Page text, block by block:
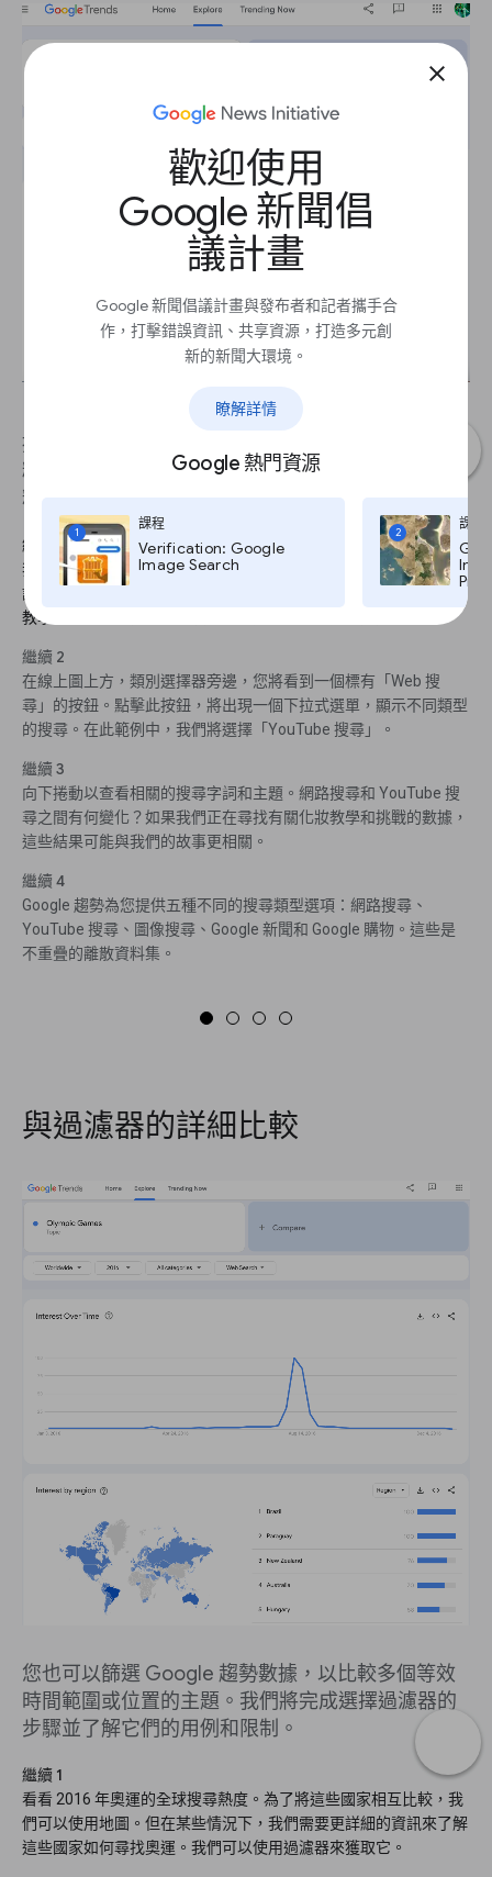
close
歡迎使用
Google 新聞倡
議計畫
Google 新聞倡議計畫與發布者和記者攜手合
作，打擊錯誤資訊、共享資源，打造多元創
新的新聞大環境。
瞭解詳情
Google 熱門資源
1
課程
Verification: Google
Image Search
2
課程
Pro,
按搜尋類型過濾結果還可以為我們提供更相關、更
精細的數據。本節將探討如何做到這一點，並將解
釋透過 Google 趨勢提供的不同搜尋類型。
繼續 1
我們將從 2019 年美國的化妝品搜尋開始。看看相關的搜尋。其中
許多查詢都集中在特定產品上。想像一下，我們想看看有關化妝的
教學和挑戰。我們可以按搜尋類型過濾結果以更接近這一點。
繼續 2
在線上圖上方，類別選擇器旁邊，您將看到一個標有「Web 搜
尋」的按鈕。點擊此按鈕，將出現一個下拉式選單，顯示不同類型
的搜尋。在此範例中，我們將選擇「YouTube 搜尋」。
繼續 3
向下捲動以查看相關的搜尋字詞和主題。網路搜尋和 YouTube 搜
尋之間有何變化？如果我們正在尋找有關化妝教學和挑戰的數據，
這些結果可能與我們的故事更相關。
繼續 4
Google 趨勢為您提供五種不同的搜尋類型選項：網路搜尋、
YouTube 搜尋、圖像搜尋、Google 新聞和 Google 購物。這些是
不重疊的離散資料集。
與過濾器的詳細比較
您也可以篩選 Google 趨勢數據，以比較多個等效
時間範圍或位置的主題。我們將完成選擇過濾器的
步驟並了解它們的用例和限制。
繼續 1
看看 2016 年奧運的全球搜尋熱度。為了將這些國家相互比較，我
們可以使用地圖。但在某些情況下，我們需要更詳細的資訊來了解
這些國家如何尋找奧運。我們可以使用過濾器來獲取它。